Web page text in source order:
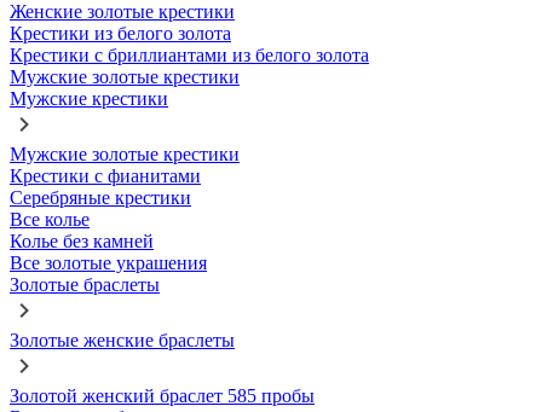
Женские золотые крестики
Крестики из белого золота
Крестики с бриллиантами из белого золота
Мужские золотые крестики
Мужские крестики
Мужские золотые крестики
Крестики с фианитами
Серебряные крестики
Все колье
Колье без камней
Все золотые украшения
Золотые браслеты
Золотые женские браслеты
Золотой женский браслет 585 пробы